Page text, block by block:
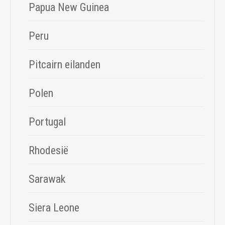
Papua New Guinea
Peru
Pitcairn eilanden
Polen
Portugal
Rhodesië
Sarawak
Siera Leone